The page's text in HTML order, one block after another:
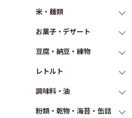
米・麺類
お菓子・デザート
豆腐・納豆・練物
レトルト
調味料・油
粉類・乾物・海苔・缶詰